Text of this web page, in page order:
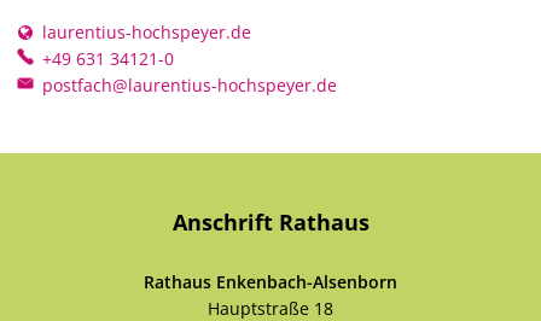
laurentius-hochspeyer.de
+49 631 34121-0
postfach@laurentius-hochspeyer.de
Anschrift Rathaus
Rathaus Enkenbach-Alsenborn
Hauptstraße 18